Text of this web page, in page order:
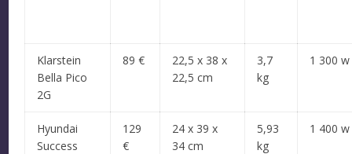
Klarstein
Bella Pico
2G
89 €
22,5 x 38 x
22,5 cm
3,7
kg
1 300 w
Hyundai
Success
129
€
24 x 39 x
34 cm
5,93
kg
1 400 w